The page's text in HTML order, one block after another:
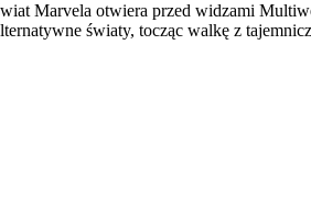
Marvela otwiera przed widzami
światy, tocząc walkę z